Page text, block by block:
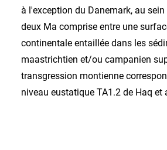
à l'exception du Danemark, au
deux Ma comprise entre une
continentale entaillée dans les
maastrichtien et/ou campanien
transgression montienne
niveau eustatique TA1.2 de Haq et